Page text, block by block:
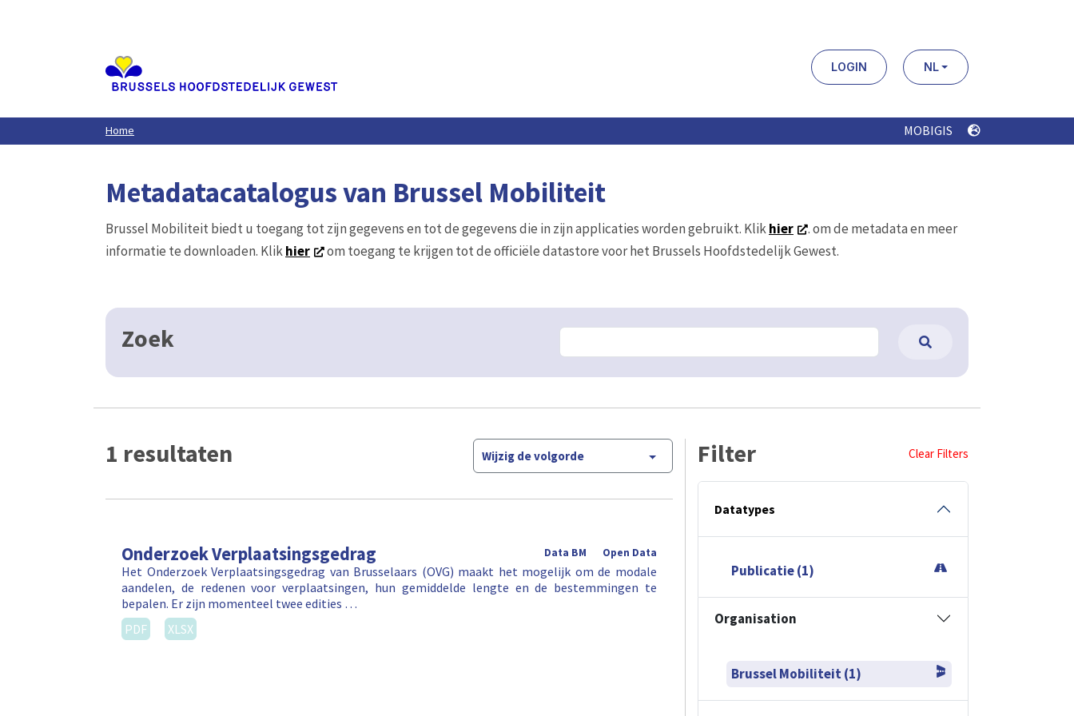
LOGIN NL
Home MOBIGIS
Metadatacatalogus van Brussel Mobiliteit
Brussel Mobiliteit biedt u toegang tot zijn gegevens en tot de gegevens die in zijn applicaties worden gebruikt. Klikhier
. om de metadata en meer
informatie te downloaden. Klikhier om toegang te krijgen tot de officiële datastore voor het Brussels Hoofdstedelijk Gewest.
Zoek
1 resultaten Wijzig de volgorde
Onderzoek Verplaatsingsgedrag Open Data
Data BM
Het Onderzoek Verplaatsingsgedrag van Brusselaars (OVG) maakt het mogelijk om de modale
aandelen, de redenen voor verplaatsingen, hun gemiddelde lengte en de bestemmingen te
bepalen. Er zijn momenteel twee edities …
PDF
XLSX
Filter Clear Filters
Datatypes
Publicatie (1)
Organisation
Brussel Mobiliteit (1)